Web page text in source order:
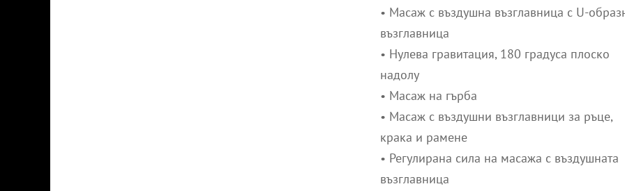
• Масаж с въздушна възглавница с U-
възглавница
• Нулева гравитация, 180 градуса плоско
надолу
• Масаж на гърба
• Масаж с въздушни възглавници за ръце,
крака и рамене
• Регулирана сила на масажа с въздушната
възглавница